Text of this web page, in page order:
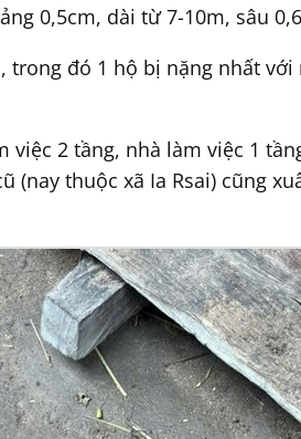
0,5cm, dài từ 7-10m, sâu
đó 1 hộ bị nặng nhất
2 tầng, nhà làm việc 1
(nay thuộc xã Ia Rsai) cũng